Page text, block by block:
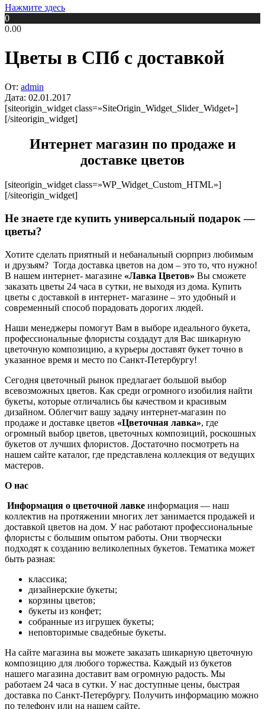
Нажмите здесь
0
0.00
Цветы в СПб с доставкой
От: admin
Дата: 02.01.2017
[siteorigin_widget class=»SiteOrigin_Widget_Slider_Widget»]
[/siteorigin_widget]
Интернет магазин по продаже и
доставке цветов
[siteorigin_widget class=»WP_Widget_Custom_HTML»]
[/siteorigin_widget]
Не знаете где купить универсальный подарок —
цветы?
Хотите сделать приятный и небанальный сюрприз любимым
и друзьям? Тогда доставка цветов на дом – это то, что нужно!
В нашем интернет- магазине «Лавка Цветов» Вы сможете
заказать цветы 24 часа в сутки, не выходя из дома. Купить
цветы с доставкой в интернет- магазине – это удобный и
современный способ порадовать дорогих людей.
Наши менеджеры помогут Вам в выборе идеального букета,
профессиональные флористы создадут для Вас шикарную
цветочную композицию, а курьеры доставят букет точно в
указанное время и место по Санкт-Петербургу!
Сегодня цветочный рынок предлагает большой выбор
всевозможных цветов. Как среди огромного изобилия найти
букеты, которые отличались бы качеством и красивым
дизайном. Облегчит вашу задачу интернет-магазин по
продаже и доставке цветов «Цветочная лавка», где
огромный выбор цветов, цветочных композиций, роскошных
букетов от лучших флористов. Достаточно посмотреть на
нашем сайте каталог, где представлена коллекция от ведущих
мастеров.
О нас
Информация о цветочной лавке информация — наш
коллектив на протяжении многих лет занимается продажей и
доставкой цветов на дом. У нас работают профессиональные
флористы с большим опытом работы. Они творчески
подходят к созданию великолепных букетов. Тематика может
быть разная:
классика;
дизайнерские букеты;
корзины цветов;
букеты из конфет;
собранные из игрушек букеты;
неповторимые свадебные букеты.
На сайте магазина вы можете заказать шикарную цветочную
композицию для любого торжества. Каждый из букетов
нашего магазина доставит вам огромную радость. Мы
работаем 24 часа в сутки. У нас доступные цены, быстрая
доставка по Санкт-Петербургу. Получить информацию можно
по телефону или на нашем сайте.